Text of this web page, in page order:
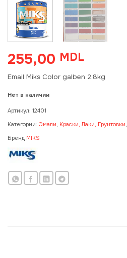
255,00 MDL
Email Miks Color galben 2.8kg
Нет в наличии
Артикул: 12401
Категории: Эмали, Краски, Лаки, Грунтовки,
Бренд MIKS